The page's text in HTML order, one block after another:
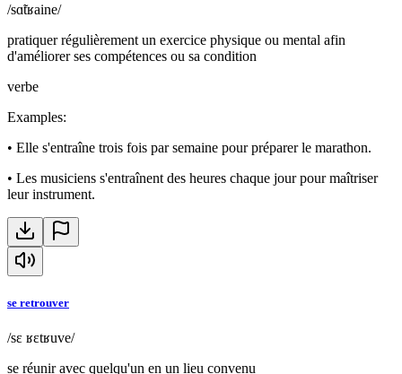
/sɑ̃tʁaine/
pratiquer régulièrement un exercice physique ou mental afin
d'améliorer ses compétences ou sa condition
verbe
Examples:
• Elle s'entraîne trois fois par semaine pour préparer le marathon.
• Les musiciens s'entraînent des heures chaque jour pour maîtriser
leur instrument.
se retrouver
/sɛ ʁɛtʁuve/
se réunir avec quelqu'un en un lieu convenu